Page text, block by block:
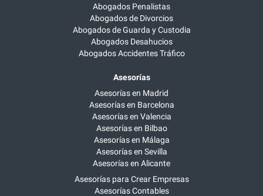
Abogados Penalistas
Abogados de Divorcios
Abogados de Guarda y Custodia
Abogados Desahucios
Abogados Accidentes Tráfico
Asesorías
Asesorías en Madrid
Asesorías en Barcelona
Asesorías en Valencia
Asesorías en Bilbao
Asesorías en Málaga
Asesorías en Sevilla
Asesorías en Alicante
Asesorías para Crear Empresas
Asesorías Contables